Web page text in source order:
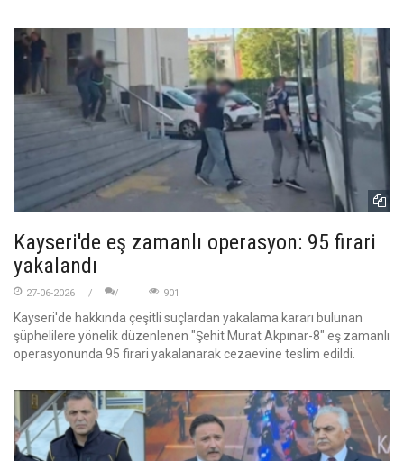
Kayseri'de eş zamanlı operasyon: 95 firari
yakalandı
27-06-2026 901
Kayseri'de hakkında çeşitli suçlardan yakalama kararı bulunan
şüphelilere yönelik düzenlenen "Şehit Murat Akpınar-8" eş zamanlı
operasyonunda 95 firari yakalanarak cezaevine teslim edildi.